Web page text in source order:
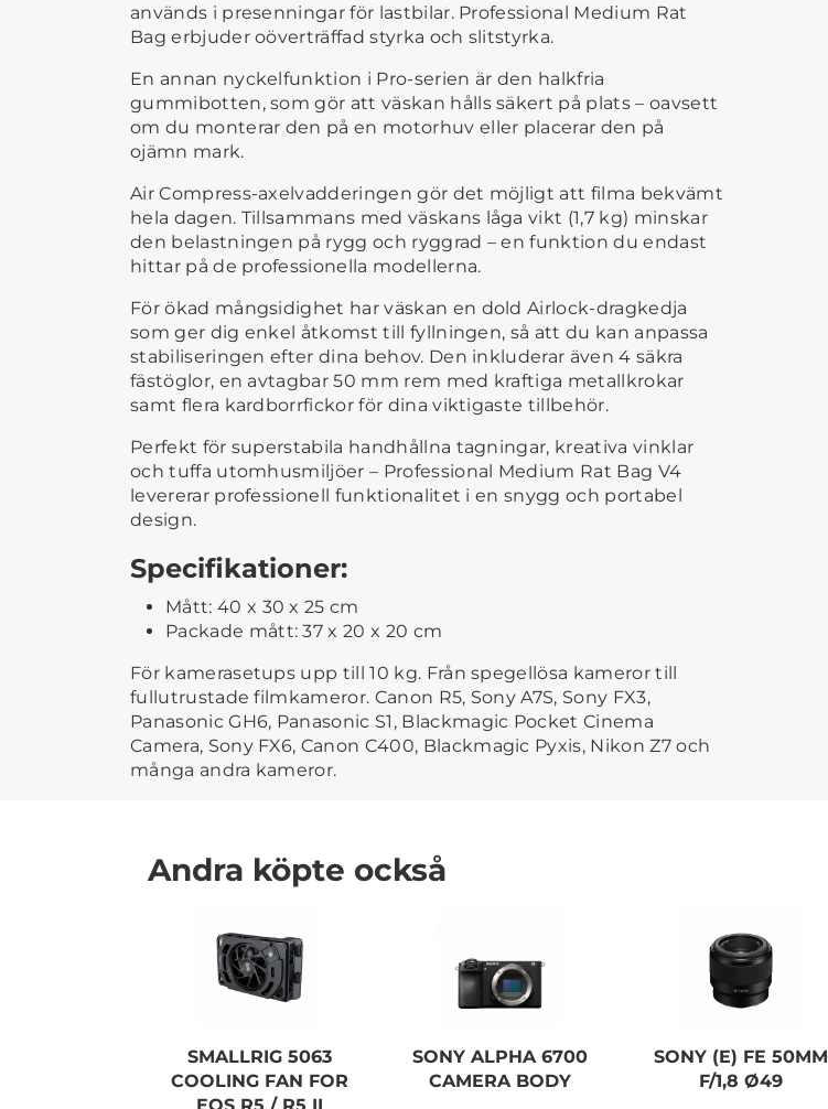
används i presenningar för lastbilar. Professional Medium Rat
Bag erbjuder oöverträffad styrka och slitstyrka.
En annan nyckelfunktion i Pro-serien är den halkfria
gummibotten, som gör att väskan hålls säkert på plats – oavsett
om du monterar den på en motorhuv eller placerar den på
ojämn mark.
Air Compress-axelvadderingen gör det möjligt att filma bekvämt
hela dagen. Tillsammans med väskans låga vikt (1,7 kg) minskar
den belastningen på rygg och ryggrad – en funktion du endast
hittar på de professionella modellerna.
För ökad mångsidighet har väskan en dold Airlock-dragkedja
som ger dig enkel åtkomst till fyllningen, så att du kan anpassa
stabiliseringen efter dina behov. Den inkluderar även 4 säkra
fästöglor, en avtagbar 50 mm rem med kraftiga metallkrokar
samt flera kardborrfickor för dina viktigaste tillbehör.
Perfekt för superstabila handhållna tagningar, kreativa vinklar
och tuffa utomhusmiljöer – Professional Medium Rat Bag V4
levererar professionell funktionalitet i en snygg och portabel
design.
Specifikationer:
Mått: 40 x 30 x 25 cm
Packade mått: 37 x 20 x 20 cm
För kamerasetups upp till 10 kg. Från spegellösa kameror till
fullutrustade filmkameror. Canon R5, Sony A7S, Sony FX3,
Panasonic GH6, Panasonic S1, Blackmagic Pocket Cinema
Camera, Sony FX6, Canon C400, Blackmagic Pyxis, Nikon Z7 och
många andra kameror.
Andra köpte också
SMALLRIG 5063
COOLING FAN FOR
EOS R5 / R5 II
SONY ALPHA 6700
CAMERA BODY
SONY (E) FE 50MM
F/1,8 Ø49